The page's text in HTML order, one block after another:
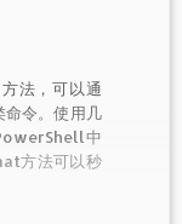
法，可以通
令。使用几
中
方法可以秒